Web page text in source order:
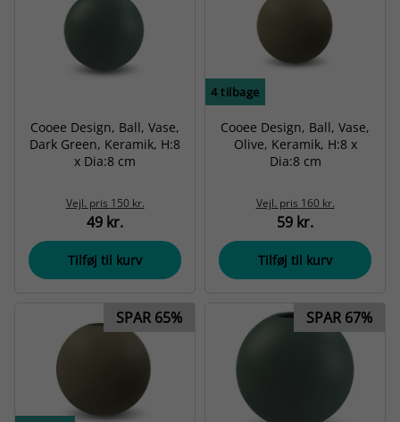
Cooee Design, Ball, Vase,
Dark Green, Keramik, H:8
x Dia:8 cm
Vejl. pris 150 kr.
49 kr.
Tilføj til kurv
4tilbage
Cooee Design, Ball, Vase,
Olive, Keramik, H:8 x
Dia:8 cm
Vejl. pris 160 kr.
59 kr.
Tilføj til kurv
SPAR 65% SPAR 67%